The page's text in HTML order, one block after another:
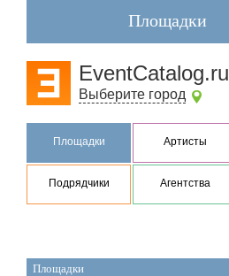
Площадки
EventCatalog.ru
Выберите город
Площадки Артисты
Подрядчики Агентства
Площадки